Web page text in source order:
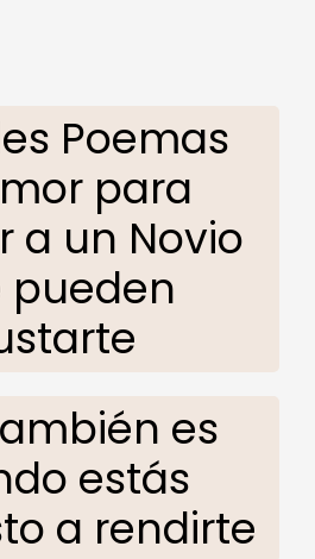
Poemas
para
a un Novio
pueden
es
estás
a rendirte